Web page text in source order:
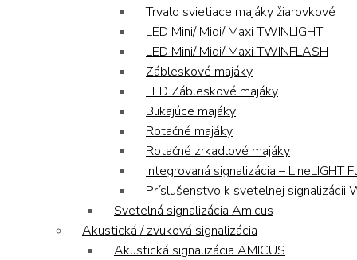
Trvalo svietiace majáky žiarovkové
LED Mini/ Midi/ Maxi TWINLIGHT
LED Mini/ Midi/ Maxi TWINFLASH
Zábleskové majáky
LED Zábleskové majáky
Blikajúce majáky
Rotačné majáky
Rotačné zrkadlové majáky
Integrovaná signalizácia – LineLIGHT
Príslušenstvo k svetelnej signalizácii
Svetelná signalizácia Amicus
Akustická / zvuková signalizácia
Akustická signalizácia AMICUS